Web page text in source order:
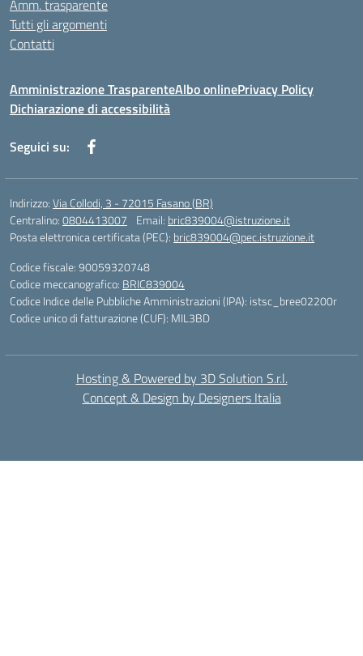
Amm. trasparente
Tutti gli argomenti
Contatti
Amministrazione TrasparenteAlbo onlinePrivacy Policy
Dichiarazione di accessibilità
Seguici su:
Indirizzo:Via Collodi, 3 - 72015 Fasano (BR)
Centralino:0804413007 Email: bric839004@istruzione.it
Posta elettronica certificata (PEC): bric839004@pec.istruzione.it
Codice fiscale: 90059320748
Codice meccanografico: BRIC839004
Codice Indice delle Pubbliche Amministrazioni (IPA): istsc_bree02200r
Codice unico di fatturazione (CUF): MIL3BD
Hosting & Powered by 3D Solution S.r.l.
Concept & Design by Designers Italia